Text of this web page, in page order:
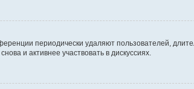
периодически удаляют пользователей,
и активнее участвовать в дискуссиях.